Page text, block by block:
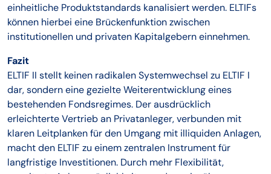
einheitliche Produktstandards kanalisiert werden. ELTIFs
können hierbei eine Brückenfunktion zwischen
institutionellen und privaten Kapitalgebern einnehmen.
Fazit
ELTIF II stellt keinen radikalen Systemwechsel zu ELTIF I
dar, sondern eine gezielte Weiterentwicklung eines
bestehenden Fondsregimes. Der ausdrücklich
erleichterte Vertrieb an Privatanleger, verbunden mit
klaren Leitplanken für den Umgang mit illiquiden Anlagen,
macht den ELTIF zu einem zentralen Instrument für
langfristige Investitionen. Durch mehr Flexibilität,